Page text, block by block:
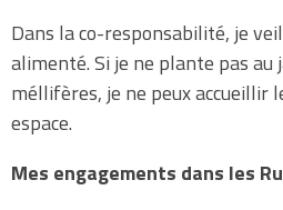
Dans la co-responsabilité, je
alimenté. Si je ne plante pas au
méllifères, je ne peux accueillir
espace.
Mes engagements dans les